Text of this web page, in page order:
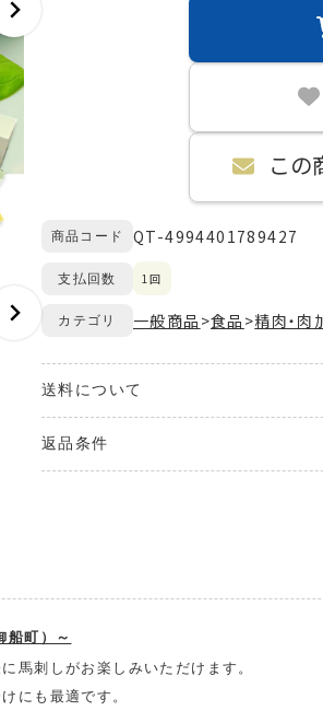
この
商品コード QT-4994401789427
支払回数 1回
カテゴリ 一般商品 >食品 >精肉・肉
送料について
また、複数の商品を同時にご購入され
ご購入のお手続きの際、「お届け先入
返品条件
船町）～
馬刺しがお楽しみいただけます。
にも最適です。